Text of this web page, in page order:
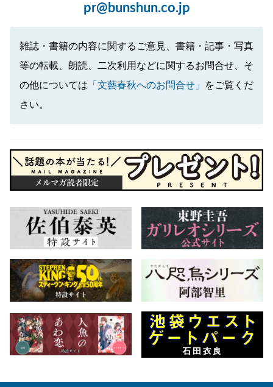
pr@bunshun.co.jp
雑誌・書籍の内容に関するご意見、書籍・記事・写真
等の転載、朗読、二次利用などに関するお問合せ、そ
の他については 「文藝春秋へのお問合せ」
をご覧くだ
さい。